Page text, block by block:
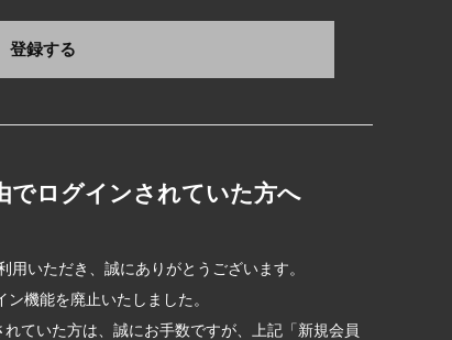
登録する
ログインされていた方へ
いただき、誠にありがとうございます。
機能を廃止いたしました。
ていた方は、誠にお手数ですが、上記「新規会員